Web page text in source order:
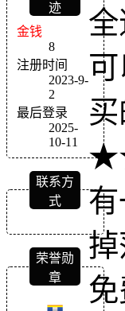
迹
金钱
8
注册时间
2023-9-
2
最后登录
2025-
10-11
联系方
式
荣誉勋
章
有